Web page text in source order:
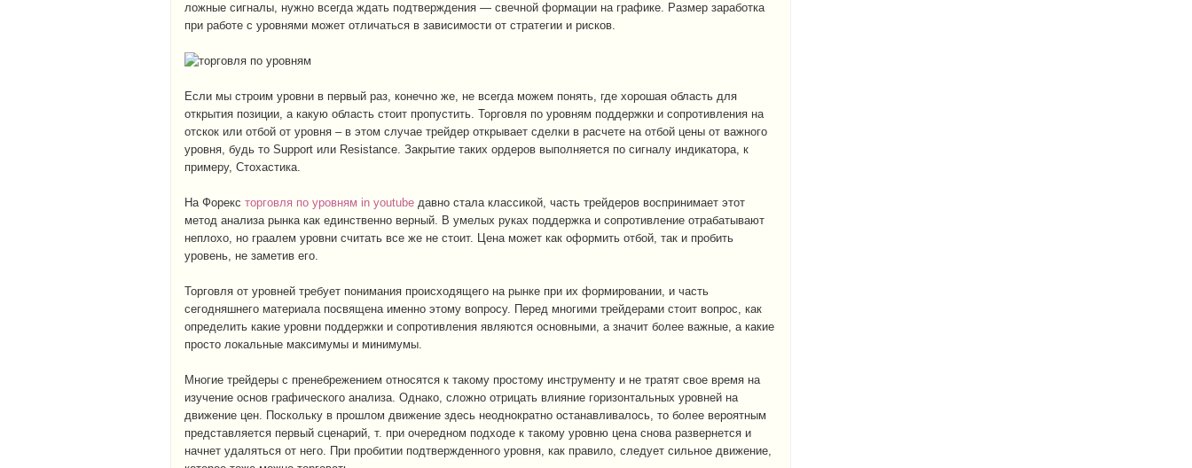
ложные сигналы, нужно всегда ждать подтверждения — свечной формации на графике. Размер заработка
при работе с уровнями может отличаться в зависимости от стратегии и рисков.
Если мы строим уровни в первый раз, конечно же, не всегда можем понять, где хорошая область для
открытия позиции, а какую область стоит пропустить. Торговля по уровням поддержки и сопротивления на
отскок или отбой от уровня – в этом случае трейдер открывает сделки в расчете на отбой цены от важного
уровня, будь то Support или Resistance. Закрытие таких ордеров выполняется по сигналу индикатора, к
примеру, Cтохастика.
На Форекс торговля по уровням in youtube давно стала классикой, часть трейдеров воспринимает этот
метод анализа рынка как единственно верный. В умелых руках поддержка и сопротивление отрабатывают
неплохо, но граалем уровни считать все же не стоит. Цена может как оформить отбой, так и пробить
уровень, не заметив его.
Торговля от уровней требует понимания происходящего на рынке при их формировании, и часть
сегодняшнего материала посвящена именно этому вопросу. Перед многими трейдерами стоит вопрос, как
определить какие уровни поддержки и сопротивления являются основными, а значит более важные, а какие
просто локальные максимумы и минимумы.
Многие трейдеры с пренебрежением относятся к такому простому инструменту и не тратят свое время на
изучение основ графического анализа. Однако, сложно отрицать влияние горизонтальных уровней на
движение цен. Поскольку в прошлом движение здесь неоднократно останавливалось, то более вероятным
представляется первый сценарий, т. при очередном подходе к такому уровню цена снова развернется и
начнет удаляться от него. При пробитии подтвержденного уровня, как правило, следует сильное движение,